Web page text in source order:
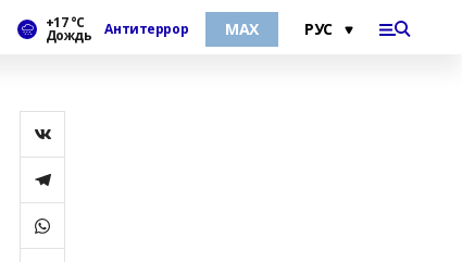
+17 °С
Дождь Антитеррор МАХ